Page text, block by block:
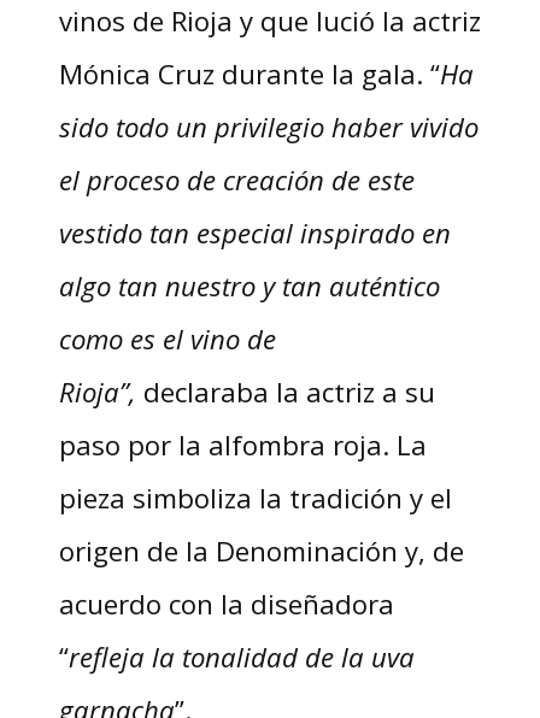
vinos de Rioja y que lució la actriz
Mónica Cruz durante la gala. “Ha
sido todo un privilegio haber vivido
el proceso de creación de este
vestido tan especial inspirado en
algo tan nuestro y tan auténtico
como es el vino de
Rioja”, declaraba la actriz a su
paso por la alfombra roja. La
pieza simboliza la tradición y el
origen de la Denominación y, de
acuerdo con la diseñadora
“refleja la tonalidad de la uva
garnacha”.